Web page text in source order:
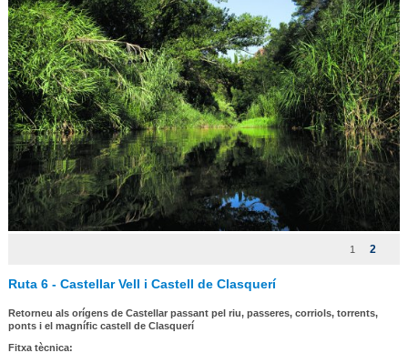
1 2
Ruta 6 - Castellar Vell i Castell de Clasquerí
Retorneu als orígens de Castellar passant pel riu, passeres, corriols, torrents,
ponts i el magnífic castell de Clasquerí
Fitxa tècnica: